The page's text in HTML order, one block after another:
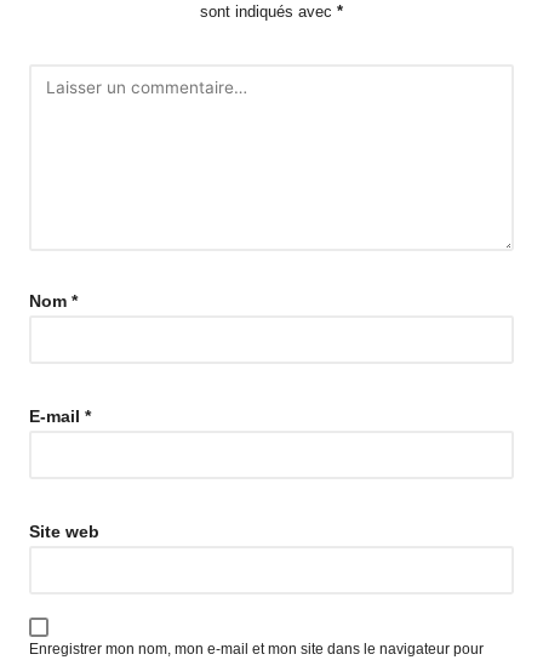
sont indiqués avec *
Nom *
E-mail *
Site web
Enregistrer mon nom, mon e-mail et mon site dans le navigateur pour